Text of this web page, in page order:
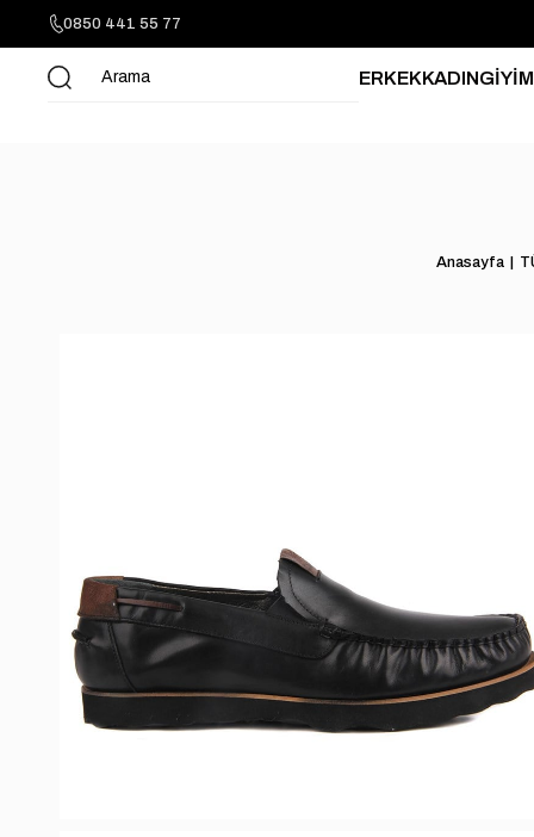
0850 441 55 77
ERKEKKADINGİYİM
Anasayfa